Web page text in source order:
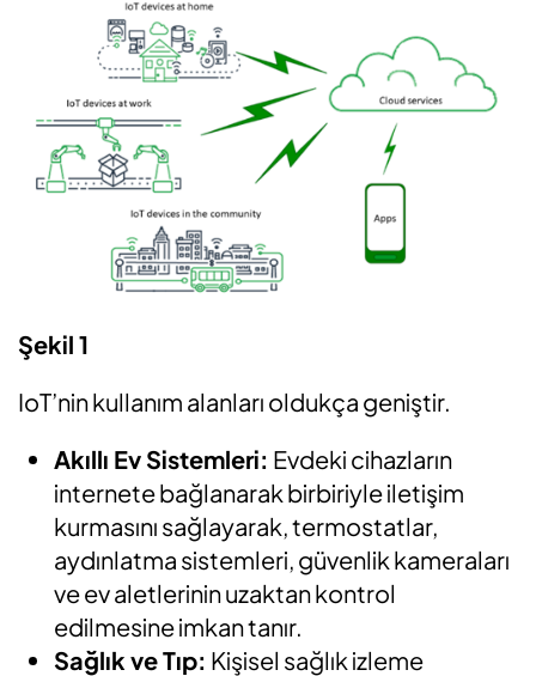
Şekil 1
IoT’nin kullanım alanları oldukça geniştir.
Akıllı Ev Sistemleri: Evdeki cihazların
internete bağlanarak birbiriyle iletişim
kurmasını sağlayarak, termostatlar,
aydınlatma sistemleri, güvenlik kameraları
ve ev aletlerinin uzaktan kontrol
edilmesine imkan tanır.
Sağlık ve Tıp: Kişisel sağlık izleme